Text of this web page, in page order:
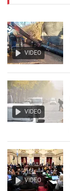
VIDEO
VIDEO
VIDEO